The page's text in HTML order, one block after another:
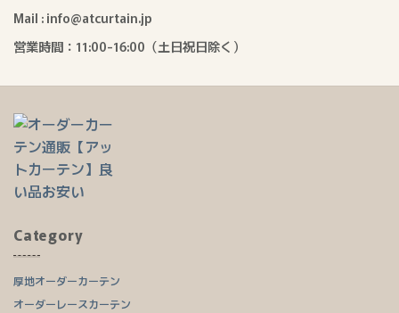
Mail : info@atcurtain.jp
営業時間：11:00-16:00（土日祝日除く）
Category
厚地オーダーカーテン
オーダーレースカーテン